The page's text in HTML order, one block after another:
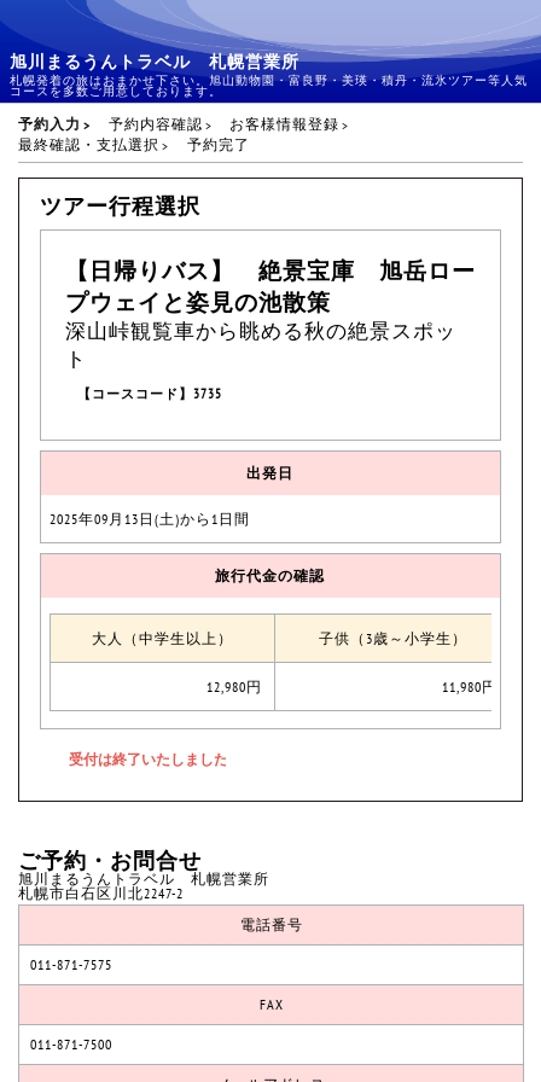
旭川まるうんトラベル 札幌営業所
札幌発着の旅はおまかせ下さい。旭山動物園・富良野・美瑛・積丹・流氷ツアー等人気
コースを多数ご用意しております。
予約入力 予約内容確認
お客様情報登録
最終確認・支払選択
予約完了
ツアー行程選択
【日帰りバス】 絶景宝庫 旭岳ロー
プウェイと姿見の池散策
深山峠観覧車から眺める秋の絶景スポッ
ト
【コースコード】3735
出発日
2025年09月13日(土)から1日間
旅行代金の確認
大人（中学生以上） 子供（3歳～小学生）
12,980円 11,980円
ご予約・お問合せ
旭川まるうんトラベル 札幌営業所
札幌市白石区川北2247-2
電話番号
011-871-7575
FAX
011-871-7500